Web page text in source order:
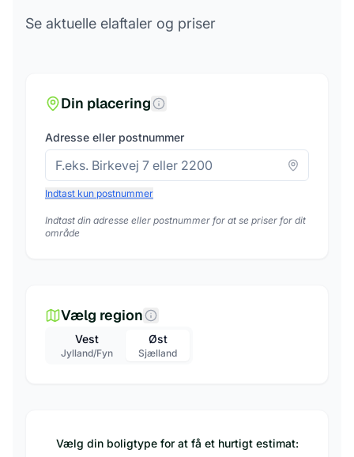
Se aktuelle elaftaler og priser
Din placering
Adresse eller postnummer
Indtast kun postnummer
Indtast din adresse eller postnummer for at se priser for dit
område
Vælg region
Vest
Jylland/Fyn
Øst
Sjælland
Vælg din boligtype for at få et hurtigt estimat: